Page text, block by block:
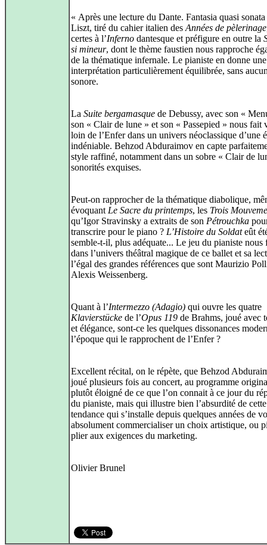
« Après une lecture du Dante. Fantasia quasi
Liszt, tiré du cahier italien des Années de pèlerinage
certes à l’Inferno dantesque et préfigure en outre la
si mineur, dont le thème faustien nous rapproche
de la thématique infernale. Le pianiste en donne une
interprétation particulièrement équilibrée, sans
sonore.
La Suite bergamasque de Debussy, avec son «
son « Clair de lune » et son « Passepied » nous fait
loin de l’Enfer dans un univers néoclassique d’une
indéniable. Behzod Abduraimov en capte
style raffiné, notamment dans un sobre « Clair de
sonorités exquises.
Peut-on rapprocher de la thématique diabolique,
évoquant Le Sacre du printemps, les Trois
qu’Igor Stravinsky a extraits de son Pétrouchka
transcrire pour le piano ? L’Histoire du Soldateût
semble‑t‑il, plus adéquate... Le jeu du pianiste nous
dans l’univers théâtral magique de ce ballet et sa
l’égal des grandes références que sont Maurizio
Alexis Weissenberg.
Quant à l’Intermezzo (Adagio) qui ouvre les quatre
Klavierstücke de l’Opus 119 de Brahms, joué avec
et élégance, sont‑ce les quelques dissonances
l’époque qui le rapprochent de l’Enfer ?
Excellent récital, on le répète, que Behzod
joué plusieurs fois au concert, au programme
plutôt éloigné de ce que l’on connait à ce jour du
du pianiste, mais qui illustre bien l’absurdité de cette
tendance qui s’installe depuis quelques années de
absolument commercialiser un choix artistique, ou
plier aux exigences du marketing.
Olivier Brunel